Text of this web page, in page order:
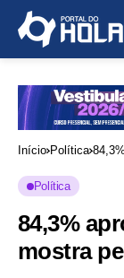
Início Política
Política
84,3%
mostra